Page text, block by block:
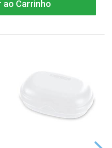
ao Carrinho